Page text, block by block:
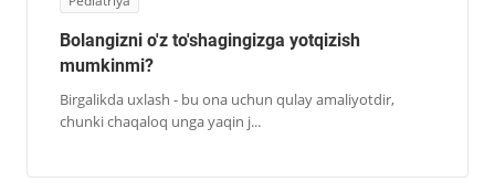
Birgalikda uxlash - bu ona uchun qulay amaliyotdir,
chunki chaqaloq unga yaqin j...
Bolangizni o'z to'shagingizga yotqizish
mumkinmi?